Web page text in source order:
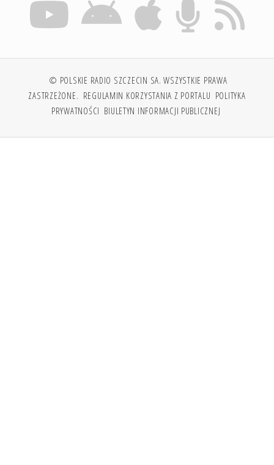
© POLSKIE RADIO SZCZECIN SA. WSZYSTKIE PRAWA
ZASTRZEŻONE. REGULAMIN KORZYSTANIA Z PORTALU POLITYKA
PRYWATNOŚCI BIULETYN INFORMACJI PUBLICZNEJ